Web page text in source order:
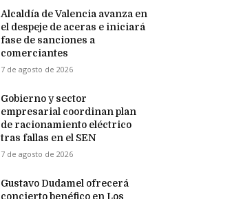
Alcaldía de Valencia avanza en
el despeje de aceras e iniciará
fase de sanciones a
comerciantes
7 de agosto de 2026
Gobierno y sector
empresarial coordinan plan
de racionamiento eléctrico
tras fallas en el SEN
7 de agosto de 2026
Gustavo Dudamel ofrecerá
concierto benéfico en Los